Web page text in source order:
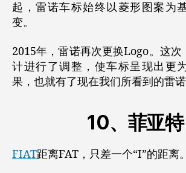
起，雷诺车标始终以菱形图案为
变。
2015年，雷诺再次更换Logo。这次
计进行了调整，使车标呈现出更
果，也就有了现在我们所看到的雷诺
10、 菲亚特
FIAT距离FAT，只差一个“I”的距离。